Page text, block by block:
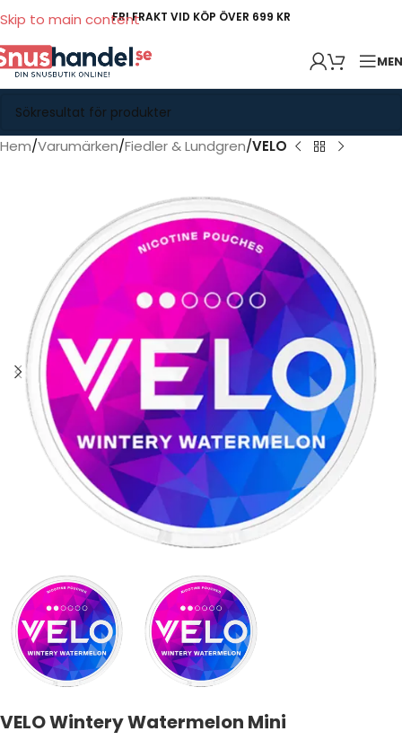
Skip to main contentFRI FRAKT VID KÖP ÖVER 699 KR
Hem Varumärken Fiedler & Lundgren VELO
VELO Wintery Watermelon Mini